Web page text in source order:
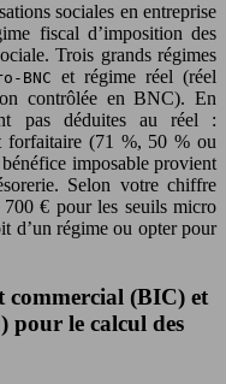
sociales en entreprise
fiscal d’imposition des
Trois grands régimes
BNC et régime réel (réel
contrôlée en BNC). En
pas déduites au réel :
forfaitaire (71 %, 50 % ou
imposable provient
Selon votre chiffre
€ pour les seuils micro
d’un régime ou opter pour
commercial (BIC) et
pour le calcul des